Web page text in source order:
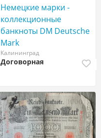
Немецкие марки -
коллекционные
банкноты DM Deutsche
Mark
Калининград
Договорная